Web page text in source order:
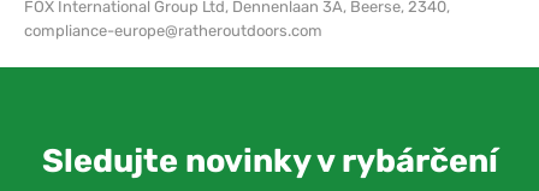
FOX International Group Ltd, Dennenlaan 3A, Beerse, 2340,
compliance-europe@ratheroutdoors.com
Sledujte novinky v rybárčení